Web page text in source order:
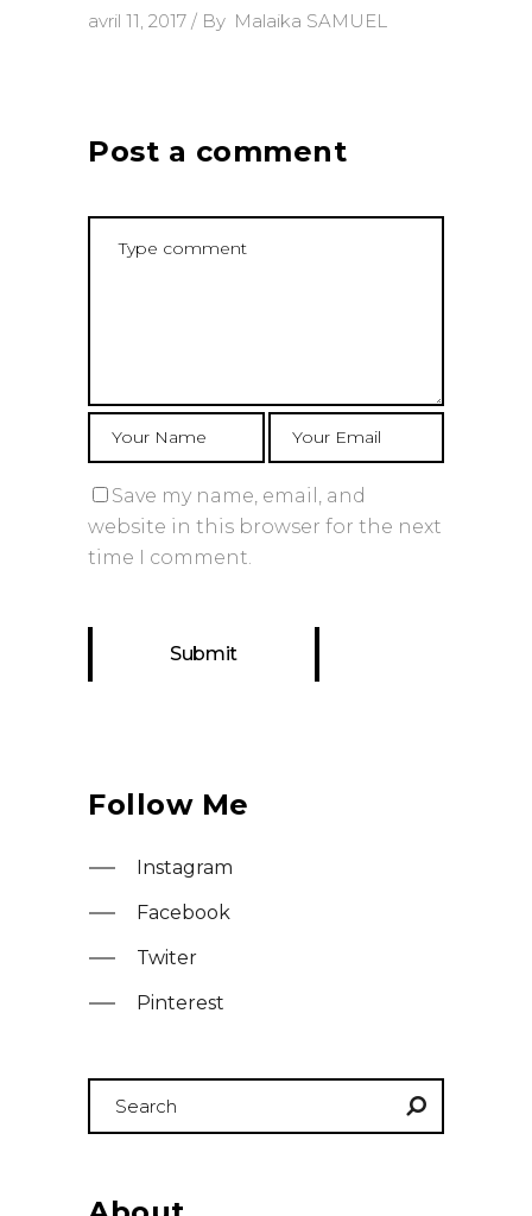
avril 11, 2017
By Malaika SAMUEL
Post a comment
Save my name, email, and
website in this browser for the next
time I comment.
Follow Me
Instagram
Facebook
Twiter
Pinterest